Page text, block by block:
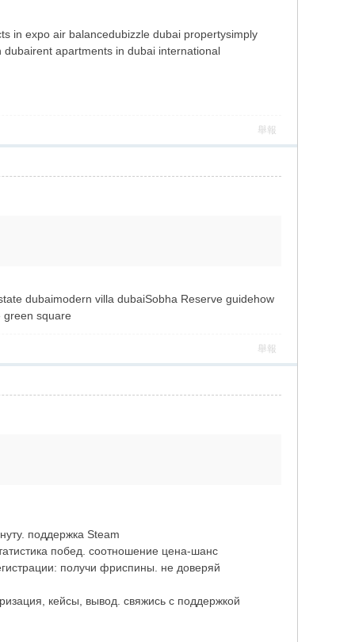
in expo air balancedubizzle dubai propertysimply
apartments in dubai international
舉報
dubaimodern villa dubaiSobha Reserve guidehow
green square
舉報
поддержка Steam
побед. соотношение цена-шанс
получи фриспины. не доверяй
кейсы, вывод. свяжись с поддержкой